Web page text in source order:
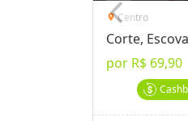
location_onCentro
Corte,
por R$ 69,90